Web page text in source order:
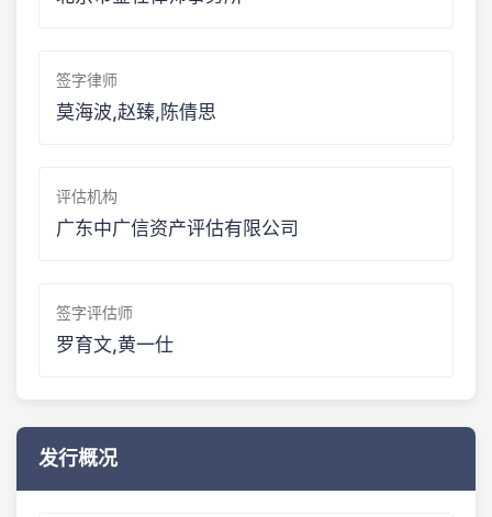
签字律师
莫海波,赵臻,陈倩思
评估机构
广东中广信资产评估有限公司
签字评估师
罗育文,黄一仕
发行概况